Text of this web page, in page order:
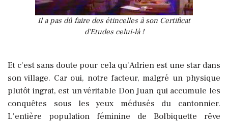
Il a pas dû faire des étincelles à son Certificat
d'Etudes celui-là !
Et c'est sans doute pour cela qu'Adrien est une star dans
son village. Car oui, notre facteur, malgré un physique
plutôt ingrat, est un véritable Don Juan qui accumule les
conquêtes sous les yeux médusés du cantonnier.
L'entière population féminine de Bolbiquette rêve